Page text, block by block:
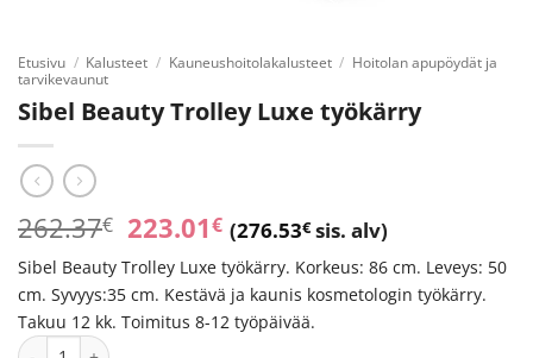
Etusivu / Kalusteet / Kauneushoitolakalusteet / Hoitolan apupöydät ja
tarvikevaunut
Sibel Beauty Trolley Luxe työkärry
262.37€ Alkuperäinen
hinta
oli:
262.37€.
223.01€Nykyinen
hinta
on:
223.01€.
(276.53€sis. alv)
Sibel Beauty Trolley Luxe työkärry. Korkeus: 86 cm. Leveys: 50
cm. Syvyys:35 cm. Kestävä ja kaunis kosmetologin työkärry.
Takuu 12 kk. Toimitus 8-12 työpäivää.
Sibel Beauty Trolley Luxe työkärry määrä